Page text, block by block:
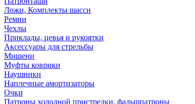
Ложи, Комплекты шасси
Ремни
Чехлы
Приклады, цевья и рукоятки
Аксессуары для стрельбы
Мишени
Муфты коврики
Наушники
Наплечные амортизаторы
Очки
Патроны холодной пристрелки, фальшпатроны